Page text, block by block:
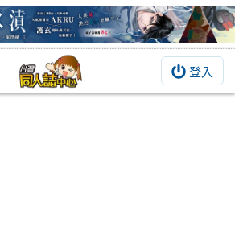
登入
倉庫